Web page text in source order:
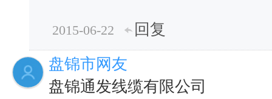
2015-06-22
回复
盘锦市网友
盘锦通发线缆有限公司